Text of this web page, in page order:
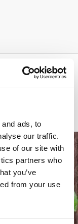
ads, to
our traffic.
of our site with
partners who
you’ve
from your use
Region.